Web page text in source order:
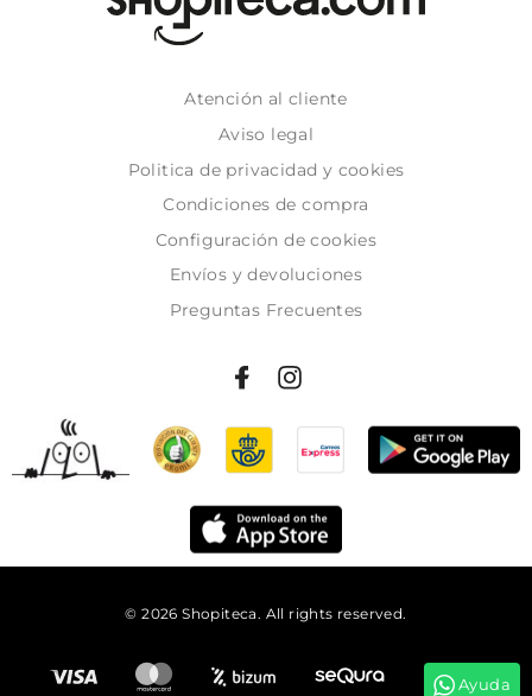
Atención al cliente
Aviso legal
Politica de privacidad y cookies
Condiciones de compra
Configuración de cookies
Envíos y devoluciones
Preguntas Frecuentes
© 2026 Shopiteca. All rights reserved.
Ayuda